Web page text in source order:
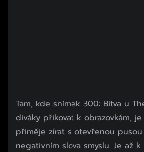
Tam, kde snímek 300: Bitva u
diváky přikovat k obrazovkám, je
přiměje zírat s otevřenou
negativním slova smyslu. Je až